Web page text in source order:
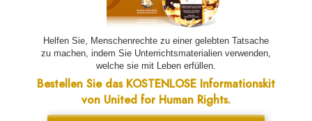
Helfen Sie, Menschenrechte zu einer gelebten Tatsache
zu machen, indem Sie Unterrichtsmaterialien verwenden,
welche sie mit Leben erfüllen.
Bestellen Sie das KOSTENLOSE Informationskit
von United for Human Rights.